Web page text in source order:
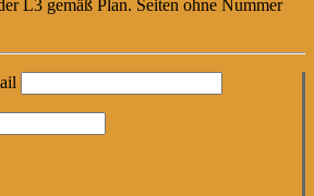
L3 gemäß Plan. Seiten ohne Nummer